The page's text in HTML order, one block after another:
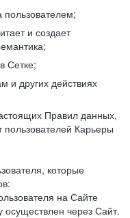
пользователем;
и создает
Сетке;
и других действиях
Правил данных,
Карьеры
которые
на Сайте
осуществлен через Сайт.